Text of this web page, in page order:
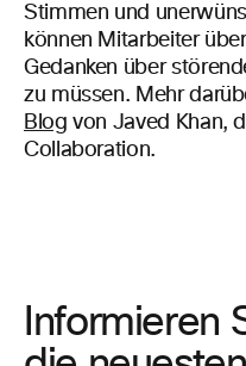
Stimmen und
können Mitarbeiter
Gedanken über
zu müssen. Mehr
Blog von Javed Khan,
Collaboration.
Informieren